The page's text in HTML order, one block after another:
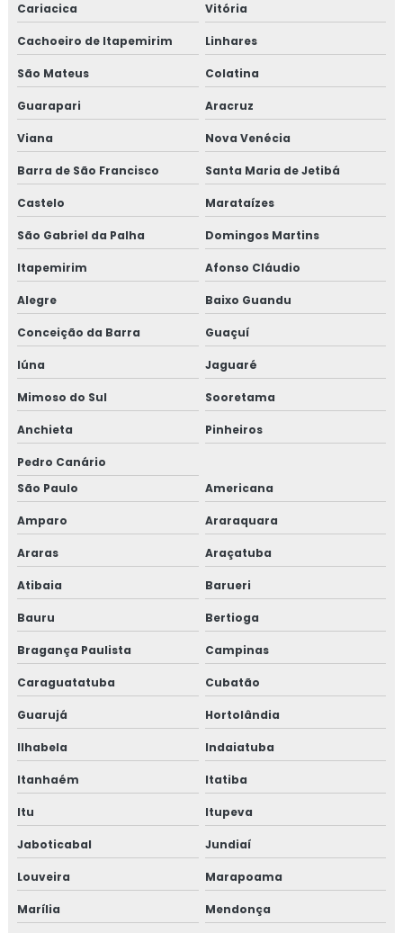
Cariacica Vitória
Cachoeiro de Itapemirim Linhares
São Mateus Colatina
Guarapari Aracruz
Viana Nova Venécia
Barra de São Francisco Santa Maria de Jetibá
Castelo Marataízes
São Gabriel da Palha Domingos Martins
Itapemirim Afonso Cláudio
Alegre Baixo Guandu
Conceição da Barra Guaçuí
Iúna Jaguaré
Mimoso do Sul Sooretama
Anchieta Pinheiros
Pedro Canário
São Paulo
Americana
Amparo Araraquara
Araras Araçatuba
Atibaia Barueri
Bauru Bertioga
Bragança Paulista Campinas
Caraguatatuba Cubatão
Guarujá Hortolândia
Ilhabela Indaiatuba
Itanhaém Itatiba
Itu Itupeva
Jaboticabal Jundiaí
Louveira Marapoama
Marília Mendonça